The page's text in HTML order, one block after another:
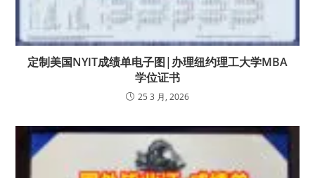
定制美国NYIT成绩单电子图|办理纽约理工大学MBA
学位证书
25 3 月, 2026